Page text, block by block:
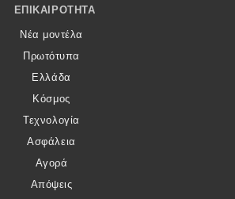
ΕΠΙΚΑΙΡΌΤΗΤΑ
Νέα μοντέλα
Πρωτότυπα
Ελλάδα
Κόσμος
Τεχνολογία
Ασφάλεια
Αγορά
Απόψεις